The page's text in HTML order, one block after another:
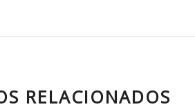
RELACIONADOS